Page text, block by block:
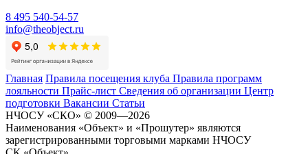
8 495 540-54-57
info@theobject.ru
Главная Правила посещения клуба Правила программ
лояльности Прайс-лист Сведения об организации Центр
подготовки Вакансии Статьи
НЧОСУ «СКО» © 2009—2026
Наименования «Объект» и «Прошутер» являются
зарегистрированными торговыми марками НЧОСУ